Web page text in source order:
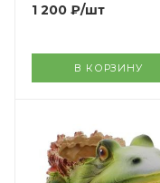
1 200 ₽/шт
В КОРЗИНУ